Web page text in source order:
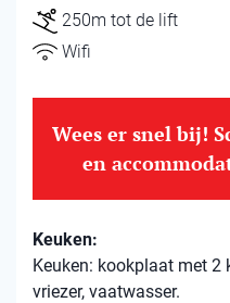
250m tot de lift
Wifi
Wees er snel bij!
en
Keuken:
Keuken: kookplaat met 2
vriezer, vaatwasser.